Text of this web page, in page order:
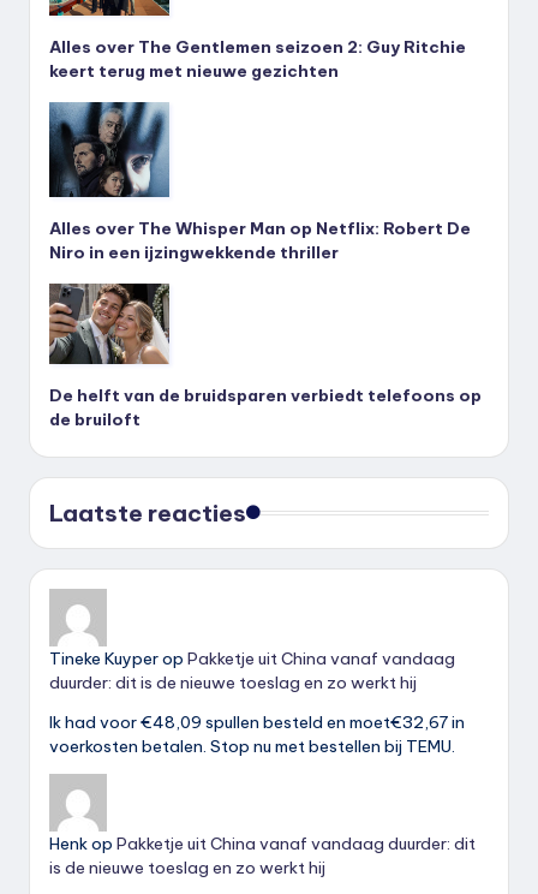
Alles over The Gentlemen seizoen 2: Guy Ritchie
keert terug met nieuwe gezichten
Alles over The Whisper Man op Netflix: Robert De
Niro in een ijzingwekkende thriller
De helft van de bruidsparen verbiedt telefoons op
de bruiloft
Laatste reacties
Tineke Kuyperop Pakketje uit China vanaf vandaag
duurder: dit is de nieuwe toeslag en zo werkt hij
Ik had voor €48,09 spullen besteld en moet€32,67 in
voerkosten betalen. Stop nu met bestellen bij TEMU.
Henkop Pakketje uit China vanaf vandaag duurder: dit
is de nieuwe toeslag en zo werkt hij